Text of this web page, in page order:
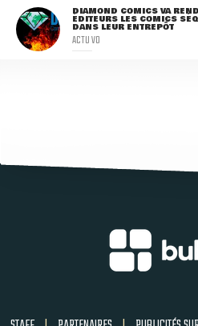
DIAMOND COMICS VA
ÉDITEURS LES COMICS
DANS LEUR ENTREPÔT
ACTU VO